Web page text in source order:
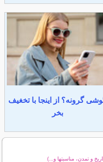
گرونه؟ از اینجا با تخغیف
بخر
و تمدن، مناسبتها و...)